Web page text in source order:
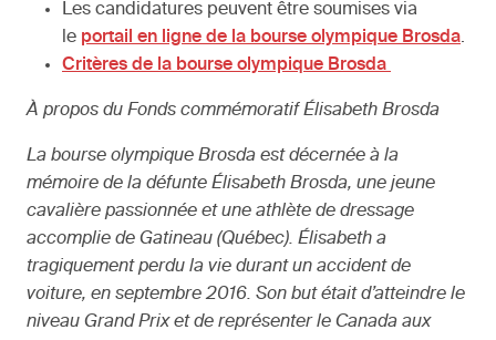
Les candidatures peuvent être soumises via
le portail en ligne de la bourse olympique Brosda.
Critères de la bourse olympique Brosda
À propos du Fonds commémoratif Élisabeth Brosda
La bourse olympique Brosda est décernée à la
mémoire de la défunte Élisabeth Brosda, une jeune
cavalière passionnée et une athlète de dressage
accomplie de Gatineau (Québec). Élisabeth a
tragiquement perdu la vie durant un accident de
voiture, en septembre 2016. Son but était d’atteindre le
niveau Grand Prix et de représenter le Canada aux